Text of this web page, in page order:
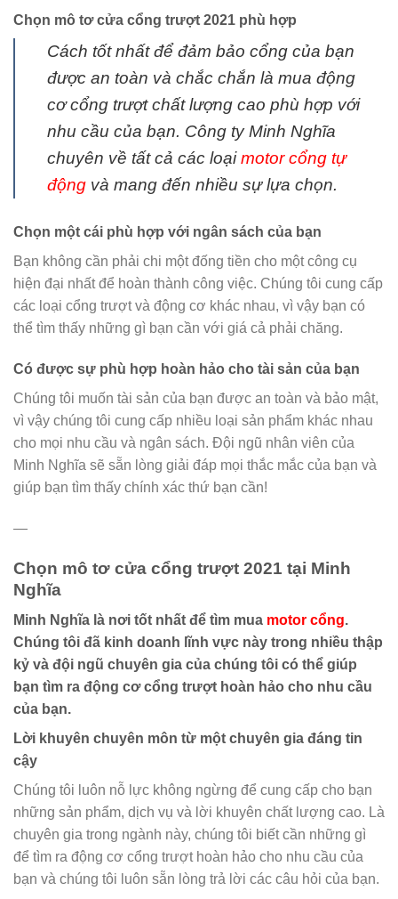
Chọn mô tơ cửa cổng trượt 2021 phù hợp
Cách tốt nhất để đảm bảo cổng của bạn
được an toàn và chắc chắn là mua động
cơ cổng trượt chất lượng cao phù hợp với
nhu cầu của bạn. Công ty Minh Nghĩa
chuyên về tất cả các loạimotor cổng tự
động và mang đến nhiều sự lựa chọn.
Chọn một cái phù hợp với ngân sách của bạn
Bạn không cần phải chi một đống tiền cho một công cụ
hiện đại nhất để hoàn thành công việc. Chúng tôi cung cấp
các loại cổng trượt và động cơ khác nhau, vì vậy bạn có
thể tìm thấy những gì bạn cần với giá cả phải chăng.
Có được sự phù hợp hoàn hảo cho tài sản của bạn
Chúng tôi muốn tài sản của bạn được an toàn và bảo mật,
vì vậy chúng tôi cung cấp nhiều loại sản phẩm khác nhau
cho mọi nhu cầu và ngân sách. Đội ngũ nhân viên của
Minh Nghĩa sẽ sẵn lòng giải đáp mọi thắc mắc của bạn và
giúp bạn tìm thấy chính xác thứ bạn cần!
—
Chọn mô tơ cửa cổng trượt 2021 tại Minh
Nghĩa
Minh Nghĩa là nơi tốt nhất để tìm mua motor cổng.
Chúng tôi đã kinh doanh lĩnh vực này trong nhiều thập
kỷ và đội ngũ chuyên gia của chúng tôi có thể giúp
bạn tìm ra động cơ cổng trượt hoàn hảo cho nhu cầu
của bạn.
Lời khuyên chuyên môn từ một chuyên gia đáng tin
cậy
Chúng tôi luôn nỗ lực không ngừng để cung cấp cho bạn
những sản phẩm, dịch vụ và lời khuyên chất lượng cao. Là
chuyên gia trong ngành này, chúng tôi biết cần những gì
để tìm ra động cơ cổng trượt hoàn hảo cho nhu cầu của
bạn và chúng tôi luôn sẵn lòng trả lời các câu hỏi của bạn.